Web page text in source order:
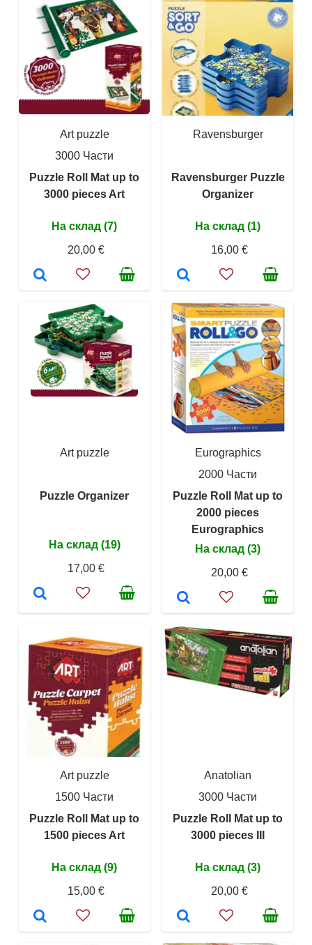
Art puzzle
3000 Части
Puzzle Roll Mat up to
3000 pieces Art
На склад (7)
20,00 €
Ravensburger
Ravensburger Puzzle
Organizer
На склад (1)
16,00 €
Art puzzle
Puzzle Organizer
На склад (19)
17,00 €
Eurographics
2000 Части
Puzzle Roll Mat up to
2000 pieces
Eurographics
На склад (3)
20,00 €
Art puzzle
1500 Части
Puzzle Roll Mat up to
1500 pieces Art
На склад (9)
15,00 €
Anatolian
3000 Части
Puzzle Roll Mat up to
3000 pieces III
На склад (3)
20,00 €